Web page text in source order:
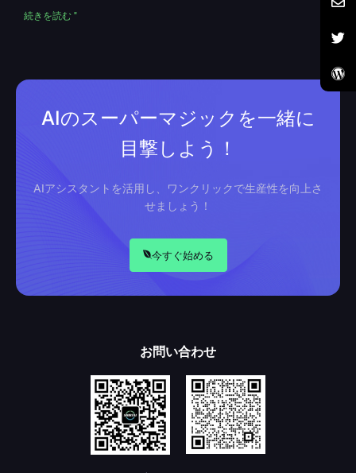
続きを読む "
AIのスーパーマジックを一緒に
目撃しよう！
AIアシスタントを活用し、ワンクリックで生産性を向上さ
せましょう！
今すぐ始める
お問い合わせ